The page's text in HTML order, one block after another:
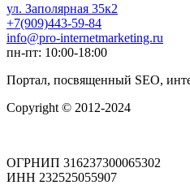
ул. Заполярная 35к2
+7(909)443-59-84
info@pro-internetmarketing.ru
пн-пт: 10:00-18:00
Портал, посвященный SEO,
Copyright © 2012-2024
ОГРНИП 316237300065302
ИНН 232525055907